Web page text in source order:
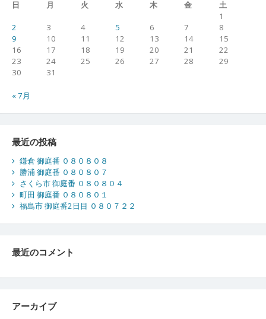
日 月 火 水 木 金
土
1
2
3 4 5 6 7
8
9
10 11 12 13 14
15
16
17 18 19 20 21
22
23
24 25 26 27 28
29
30
31
« 7月
最近の投稿
鎌倉 御庭番 ０８０８０８
勝浦 御庭番 ０８０８０７
さくら市 御庭番 ０８０８０４
町田 御庭番 ０８０８０１
福島市 御庭番2日目 ０８０７２２
最近のコメント
アーカイブ